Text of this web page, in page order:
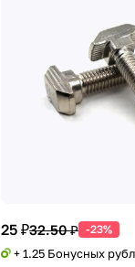
25 ₽32.50 ₽ -23%
+ 1.25 Бонусных